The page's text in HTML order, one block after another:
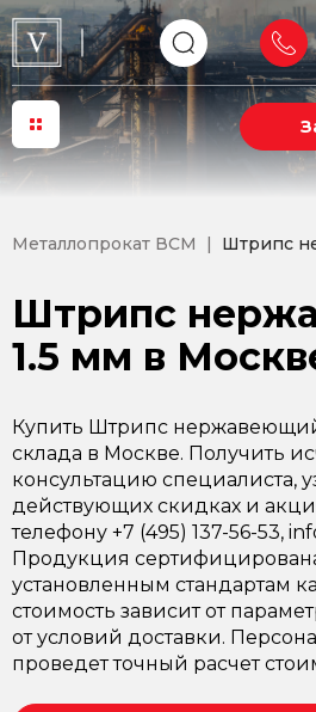
Металлопрокат ВСМ Штрипс
Штрипс
1.5 мм в
Купить Штрипс
склада в Москве. Получить
консультацию специалиста,
действующих скидках и
телефону +7 (495) 137-56-53,
Продукция сертифицирована
установленным стандартам
стоимость зависит от
от условий доставки.
проведет точный расчет